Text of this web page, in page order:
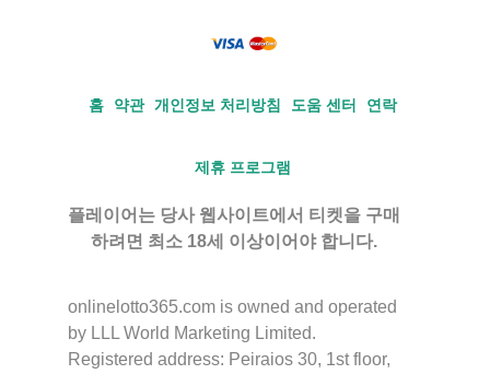
홈 약관 개인정보 처리방침 도움 센터 연락
제휴 프로그램
플레이어는 당사 웹사이트에서 티켓을 구매
하려면 최소 18세 이상이어야 합니다.
onlinelotto365.com is owned and operated
by LLL World Marketing Limited.
Registered address: Peiraios 30, 1st floor,